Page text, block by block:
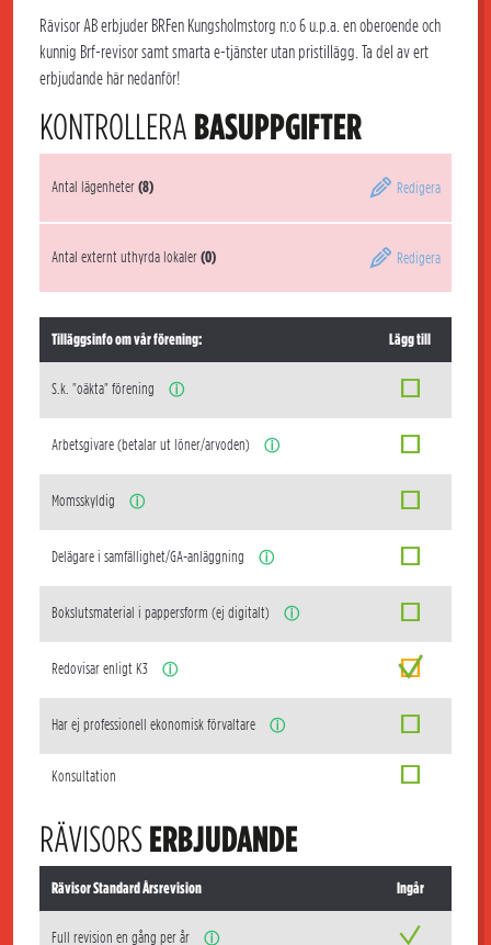
Rävisor AB erbjuder BRFen Kungsholmstorg n:o 6 u.p.a. en oberoende och
kunnig Brf-revisor samt smarta e-tjänster utan pristillägg. Ta del av ert
erbjudande här nedanför!
KONTROLLERA BASUPPGIFTER
Antal lägenheter(8) Redigera
Antal externt uthyrda lokaler(0) Redigera
Tilläggsinfo om vår förening: Lägg till
S.k. "oäkta" förening ⓘ
Arbetsgivare (betalar ut löner/arvoden) ⓘ
Momsskyldig ⓘ
Delägare i samfällighet/GA-anläggning ⓘ
Bokslutsmaterial i pappersform (ej digitalt) ⓘ
Redovisar enligt K3 ⓘ
Har ej professionell ekonomisk förvaltare ⓘ
Konsultation
RÄVISORSERBJUDANDE
Rävisor Standard Årsrevision Ingår
Full revision en gång per år ⓘ